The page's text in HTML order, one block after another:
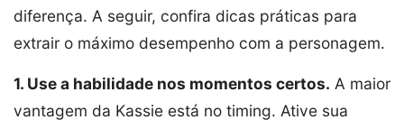
diferença. A seguir, confira dicas práticas para
extrair o máximo desempenho com a personagem.
1. Use a habilidade nos momentos certos. A maior
vantagem da Kassie está no timing. Ative sua